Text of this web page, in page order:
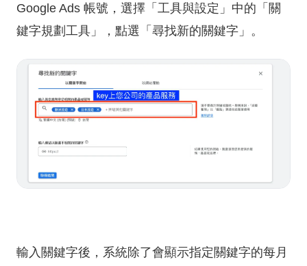
Google Ads 帳號，選擇「工具與設定」中的「關
鍵字規劃工具」，點選「尋找新的關鍵字」。
輸入關鍵字後，系統除了會顯示指定關鍵字的每月